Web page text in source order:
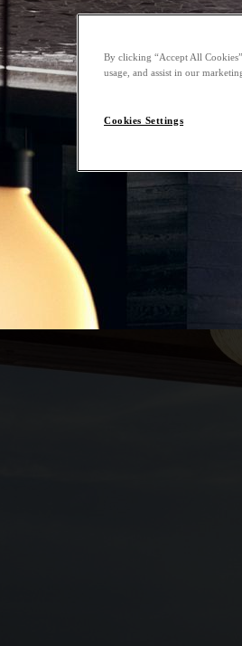
Nobu Bar
Barcelona, o bé la manera ideal
l’skyline de la ciutat i de la
una àmplia selecció de xampany,
De dilluns a diumenge
De 19:00 a 00:00
By clicking “Accept All
usage, and assist in our
Cookies Settings